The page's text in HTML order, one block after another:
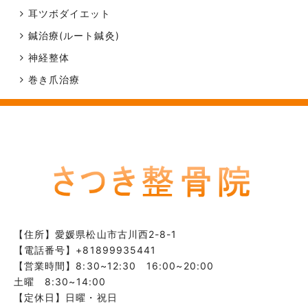
耳ツボダイエット
鍼治療(ルート鍼灸)
神経整体
巻き爪治療
【住所】愛媛県松山市古川西2-8-1
【電話番号】 +81899935441
【営業時間】8:30~12:30 16:00~20:00
土曜 8:30~14:00
【定休日】日曜・祝日